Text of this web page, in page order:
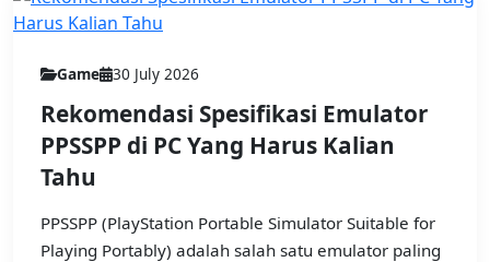
Game 30 July 2026
Rekomendasi Spesifikasi Emulator
PPSSPP di PC Yang Harus Kalian
Tahu
PPSSPP (PlayStation Portable Simulator Suitable for
Playing Portably) adalah salah satu emulator paling